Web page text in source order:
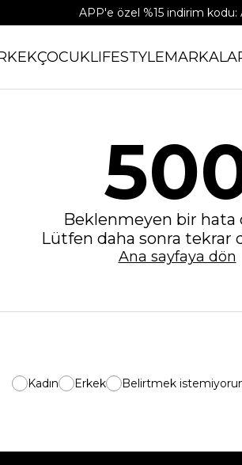
APP'e özel %15 indirim kodu:
ÇOCUKLIFESTYLE
Beklenmeyen bir hata
Lütfen daha sonra tekrar
Ana sayfaya dön
Kadın Erkek Belirtmek